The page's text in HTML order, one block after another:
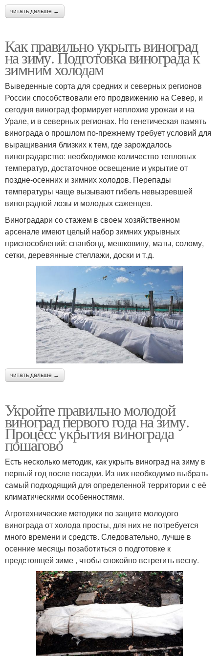
читать дальше →
Как правильно укрыть виноград
на зиму. Подготовка винограда к
зимним холодам
Выведенные сорта для средних и северных регионов
России способствовали его продвижению на Север, и
сегодня виноград формирует неплохие урожаи и на
Урале, и в северных регионах. Но генетическая память
винограда о прошлом по-прежнему требует условий для
выращивания близких к тем, где зарождалось
виноградарство: необходимое количество тепловых
температур, достаточное освещение и укрытие от
поздне-осенних и зимних холодов. Перепады
температуры чаще вызывают гибель невызревшей
виноградной лозы и молодых саженцев.
Виноградари со стажем в своем хозяйственном
арсенале имеют целый набор зимних укрывных
приспособлений: спанбонд, мешковину, маты, солому,
сетки, деревянные стеллажи, доски и т.д.
читать дальше →
Укройте правильно молодой
виноград первого года на зиму.
Процесс укрытия винограда
пошагово
Есть несколько методик, как укрыть виноград на зиму в
первый год после посадки. Из них необходимо выбрать
самый подходящий для определенной территории с её
климатическими особенностями.
Агротехнические методики по защите молодого
винограда от холода просты, для них не потребуется
много времени и средств. Следовательно, лучше в
осенние месяцы позаботиться о подготовке к
предстоящей зиме , чтобы спокойно встретить весну.